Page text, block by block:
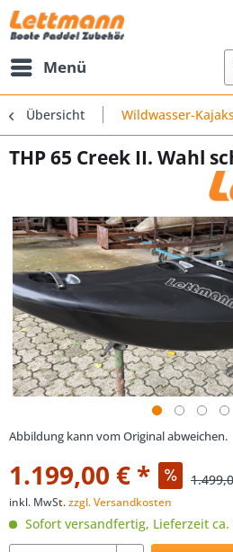
Menü
Übersicht Wildwasser-
THP 65 Creek II. Wahl
Abbildung kann vom Original abweichen.
1.199,00 € *
inkl. MwSt.zzgl. Versandkosten
Sofort versandfertig, Lieferzeit ca.